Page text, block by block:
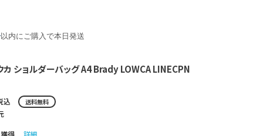
以内にご購入で本日発送
カ ショルダーバッグ A4 Brady LOWCA LINECPN
込 送料無料
得 詳細